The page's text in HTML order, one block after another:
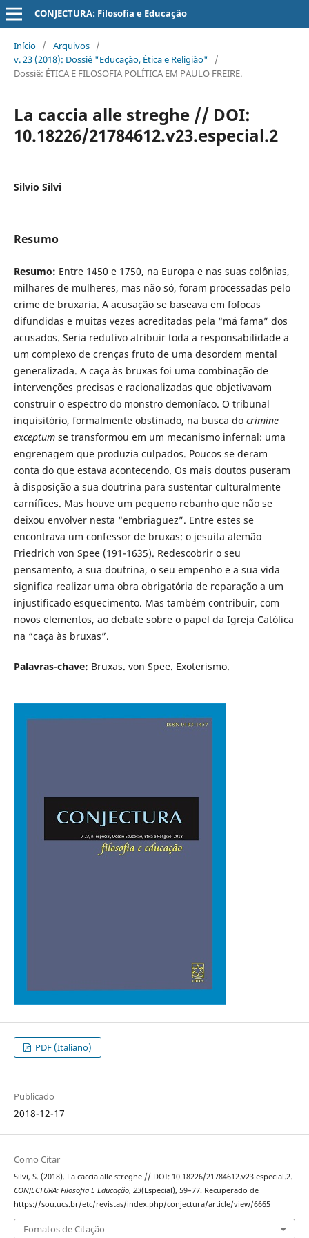
CONJECTURA: Filosofia e Educação
Início / Arquivos /
v. 23 (2018): Dossiê "Educação, Ética e Religião"
/
Dossiê: ÉTICA E FILOSOFIA POLÍTICA EM PAULO FREIRE.
La caccia alle streghe // DOI:
10.18226/21784612.v23.especial.2
Silvio Silvi
Resumo
Resumo: Entre 1450 e 1750, na Europa e nas suas colônias,
milhares de mulheres, mas não só, foram processadas pelo
crime de bruxaria. A acusação se baseava em fofocas
difundidas e muitas vezes acreditadas pela “má fama” dos
acusados. Seria redutivo atribuir toda a responsabilidade a
um complexo de crenças fruto de uma desordem mental
generalizada. A caça às bruxas foi uma combinação de
intervenções precisas e racionalizadas que objetivavam
construir o espectro do monstro demoníaco. O tribunal
inquisitório, formalmente obstinado, na busca do crimine
exceptum se transformou em um mecanismo infernal: uma
engrenagem que produzia culpados. Poucos se deram
conta do que estava acontecendo. Os mais doutos puseram
à disposição a sua doutrina para sustentar culturalmente
carnífices. Mas houve um pequeno rebanho que não se
deixou envolver nesta “embriaguez”. Entre estes se
encontrava um confessor de bruxas: o jesuíta alemão
Friedrich von Spee (191-1635). Redescobrir o seu
pensamento, a sua doutrina, o seu empenho e a sua vida
significa realizar uma obra obrigatória de reparação a um
injustificado esquecimento. Mas também contribuir, com
novos elementos, ao debate sobre o papel da Igreja Católica
na “caça às bruxas”.
Palavras-chave: Bruxas. von Spee. Exoterismo.
PDF (Italiano)
Publicado
2018-12-17
Como Citar
Silvi, S. (2018). La caccia alle streghe // DOI: 10.18226/21784612.v23.especial.2.
CONJECTURA: Filosofia E Educação, 23(Especial), 59–77. Recuperado de
https://sou.ucs.br/etc/revistas/index.php/conjectura/article/view/6665
Fomatos de Citação